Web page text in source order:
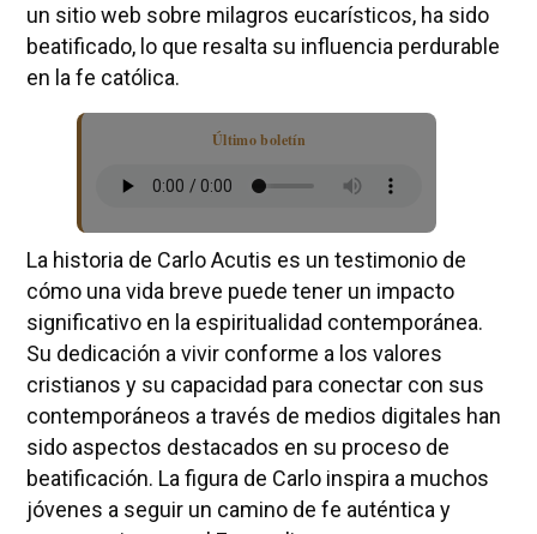
un sitio web sobre milagros eucarísticos, ha sido
beatificado, lo que resalta su influencia perdurable
en la fe católica.
Último boletín
La historia de Carlo Acutis es un testimonio de
cómo una vida breve puede tener un impacto
significativo en la espiritualidad contemporánea.
Su dedicación a vivir conforme a los valores
cristianos y su capacidad para conectar con sus
contemporáneos a través de medios digitales han
sido aspectos destacados en su proceso de
beatificación. La figura de Carlo inspira a muchos
jóvenes a seguir un camino de fe auténtica y